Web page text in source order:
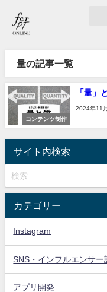
量の記事一覧
コンテンツ制作
「量」
2024年11
サイト内検索
カテゴリー
Instagram
SNS・インフルエンサー
アプリ開発